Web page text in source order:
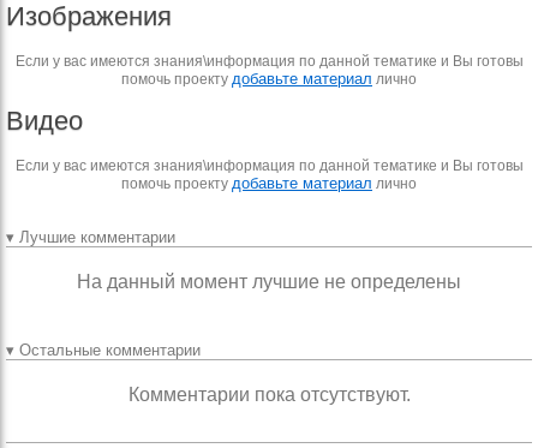
Изображения
Если у вас имеются знания\информация по данной тематике и Вы готовы
помочь проекту добавьте материал лично
Видео
Если у вас имеются знания\информация по данной тематике и Вы готовы
помочь проекту добавьте материал лично
▾ Лучшие комментарии
На данный момент лучшие не определены
▾ Остальные комментарии
Комментарии пока отсутствуют.